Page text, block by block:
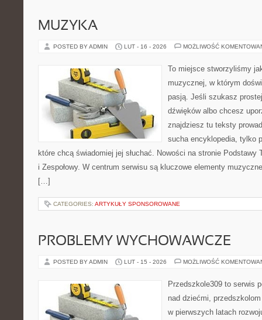
MUZYKA
POSTED BY ADMIN LUT - 16 - 2026 MOŻLIWOŚĆ
To miejsce stworzyliśmy
muzycznej, w którym
pasją. Jeśli szukasz
dźwięków albo chcesz
znajdziesz tu teksty
sucha encyklopedia, tylko
które chcą świadomiej jej słuchać. Nowości na stronie Podstawy
i Zespołowy. W centrum serwisu są kluczowe elementy
[…]
CATEGORIES: ARTYKUŁY SPONSOROWANE
PROBLEMY WYCHOWAWCZE
POSTED BY ADMIN LUT - 15 - 2026 MOŻLIWOŚĆ
Przedszkole309 to serwis
nad dziećmi,
w pierwszych latach